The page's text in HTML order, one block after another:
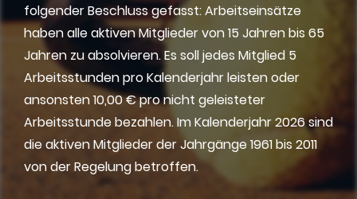
folgender Beschluss gefasst: Arbeitseinsätze
haben alle aktiven Mitglieder von 15 Jahren bis 65
Jahren zu absolvieren. Es soll jedes Mitglied 5
Arbeitsstunden pro Kalenderjahr leisten oder
ansonsten 10,00 € pro nicht geleisteter
Arbeitsstunde bezahlen. Im Kalenderjahr 2026 sind
die aktiven Mitglieder der Jahrgänge 1961 bis 2011
von der Regelung betroffen.